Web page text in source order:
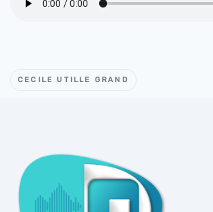
CECILE UTILLE GRAND